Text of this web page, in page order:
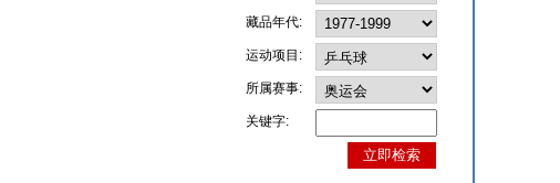
藏品年代:
运动项目:
所属赛事:
关键字: